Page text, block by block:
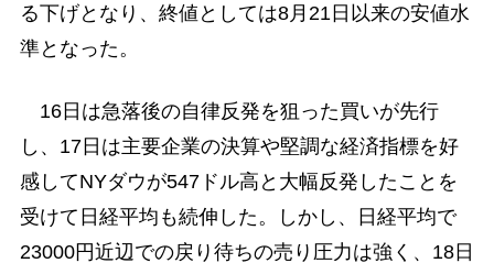
る下げとなり、終値としては8月21日以来の安値水
準となった。
16日は急落後の自律反発を狙った買いが先行
し、17日は主要企業の決算や堅調な経済指標を好
感してNYダウが547ドル高と大幅反発したことを
受けて日経平均も続伸した。しかし、日経平均で
23000円近辺での戻り待ちの売り圧力は強く、18日